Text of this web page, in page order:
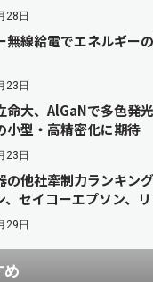
28日
無線給電でエネルギー
23日
命大、AlGaNで多色発
小型・高精密化に期待
23日
の他社牽制力ランキン
、セイコーエプソン、
29日